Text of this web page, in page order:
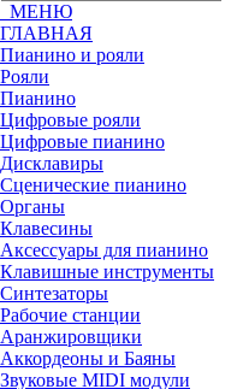
МЕНЮ
ГЛАВНАЯ
Пианино и рояли
Рояли
Пианино
Цифровые рояли
Цифровые пианино
Дисклавиры
Сценические пианино
Органы
Клавесины
Аксессуары для пианино
Клавишные инструменты
Синтезаторы
Рабочие станции
Аранжировщики
Аккордеоны и Баяны
Звуковые MIDI модули